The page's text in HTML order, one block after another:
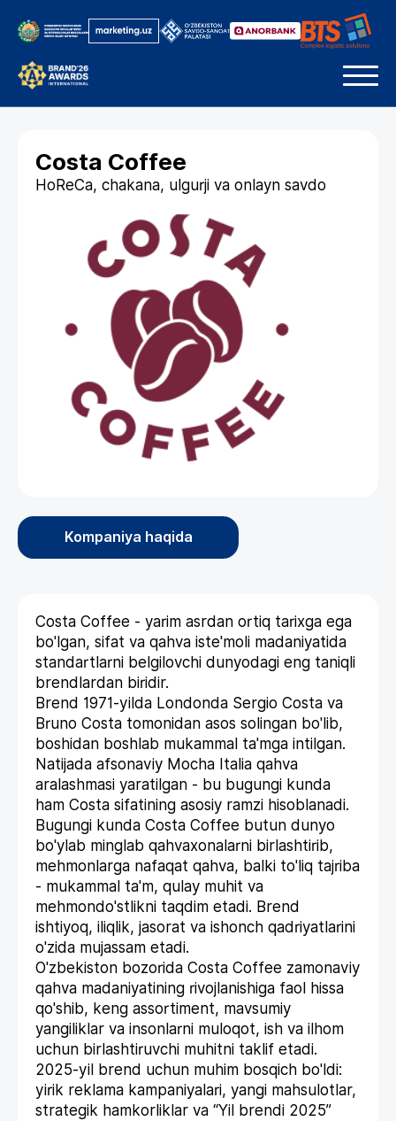
Costa Coffee
HoReCa, chakana, ulgurji va onlayn savdo
Kompaniya haqida
Costa Coffee - yarim asrdan ortiq tarixga ega
bo'lgan, sifat va qahva iste'moli madaniyatida
standartlarni belgilovchi dunyodagi eng taniqli
brendlardan biridir.
Brend 1971-yilda Londonda Sergio Costa va
Bruno Costa tomonidan asos solingan bo'lib,
boshidan boshlab mukammal ta'mga intilgan.
Natijada afsonaviy Mocha Italia qahva
aralashmasi yaratilgan - bu bugungi kunda
ham Costa sifatining asosiy ramzi hisoblanadi.
Bugungi kunda Costa Coffee butun dunyo
bo'ylab minglab qahvaxonalarni birlashtirib,
mehmonlarga nafaqat qahva, balki to'liq tajriba
- mukammal ta'm, qulay muhit va
mehmondo'stlikni taqdim etadi. Brend
ishtiyoq, iliqlik, jasorat va ishonch qadriyatlarini
o'zida mujassam etadi.
O'zbekiston bozorida Costa Coffee zamonaviy
qahva madaniyatining rivojlanishiga faol hissa
qo'shib, keng assortiment, mavsumiy
yangiliklar va insonlarni muloqot, ish va ilhom
uchun birlashtiruvchi muhitni taklif etadi.
2025-yil brend uchun muhim bosqich bo'ldi:
yirik reklama kampaniyalari, yangi mahsulotlar,
strategik hamkorliklar va “Yil brendi 2025”